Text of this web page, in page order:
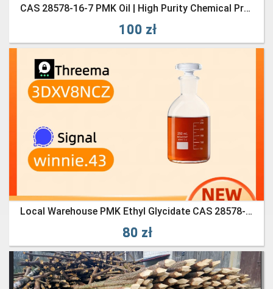
CAS 28578-16-7 PMK Oil | High Purity Chemical Product Supplier
100 zł
Local Warehouse PMK Ethyl Glycidate CAS 28578-16-7 - Fast Pick-Up
80 zł